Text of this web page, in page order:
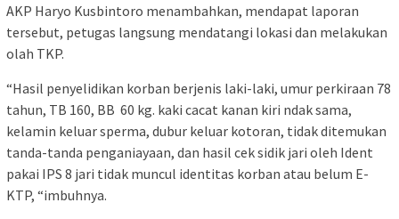
AKP Haryo Kusbintoro menambahkan, mendapat laporan
tersebut, petugas langsung mendatangi lokasi dan melakukan
olah TKP.
“Hasil penyelidikan korban berjenis laki-laki, umur perkiraan 78
tahun, TB 160, BB 60 kg. kaki cacat kanan kiri ndak sama,
kelamin keluar sperma, dubur keluar kotoran, tidak ditemukan
tanda-tanda penganiayaan, dan hasil cek sidik jari oleh Ident
pakai IPS 8 jari tidak muncul identitas korban atau belum E-
KTP, “imbuhnya.